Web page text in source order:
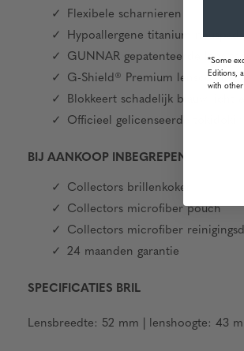
Flexibele scharnieren
Hypoallergene titanium
GUNNAR gepatenteerde lens
G-Shield® Premium
Blokkeert schadelijk blauw licht
Officieel gelicenseerde tokidoki®
BIJ AANKOOP INBEGREPEN
Collectors brillenkoker
Collectors microfiber pouch
Collectors microfiber
24 maanden garantie
SPECIFICATIES BRIL
Lensbreedte: 52 mm | lenshoogte: 43
*Some
Editions,
with